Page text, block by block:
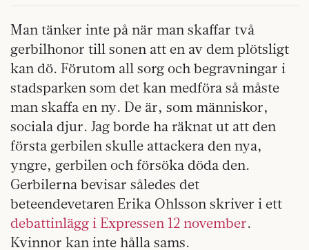
Man tänker inte på när man skaffar två
gerbilhonor till sonen att en av dem plötsligt
kan dö. Förutom all sorg och begravningar i
stadsparken som det kan medföra så måste
man skaffa en ny. De är, som människor,
sociala djur. Jag borde ha räknat ut att den
första gerbilen skulle attackera den nya,
yngre, gerbilen och försöka döda den.
Gerbilerna bevisar således det
beteendevetaren Erika Ohlsson skriver i ett
debattinlägg i Expressen 12 november.
Kvinnor kan inte hålla sams.